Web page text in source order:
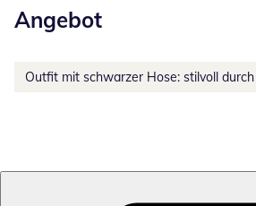
Angebot
Outfit mit schwarzer Hose: stilvoll durch